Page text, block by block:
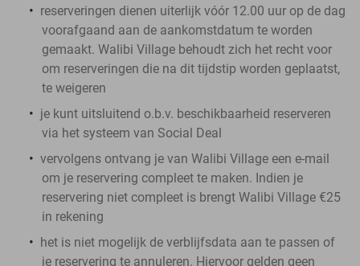
reserveringen dienen uiterlijk vóór 12.00 uur op de dag
voorafgaand aan de aankomstdatum te worden
gemaakt. Walibi Village behoudt zich het recht voor
om reserveringen die na dit tijdstip worden geplaatst,
te weigeren
je kunt uitsluitend o.b.v. beschikbaarheid reserveren
via het systeem van Social Deal
vervolgens ontvang je van Walibi Village een e-mail
om je reservering compleet te maken. Indien je
reservering niet compleet is brengt Walibi Village €25
in rekening
het is niet mogelijk de verblijfsdata aan te passen of
je reservering te annuleren. Hiervoor gelden geen